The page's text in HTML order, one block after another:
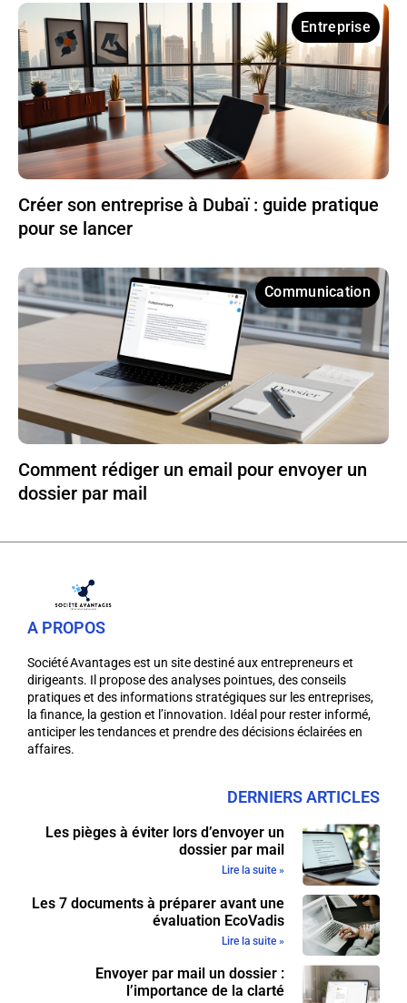
Entreprise
Créer son entreprise à Dubaï : guide pratique
pour se lancer
Communication
Comment rédiger un email pour envoyer un
dossier par mail
A PROPOS
Société Avantages est un site destiné aux entrepreneurs et
dirigeants. Il propose des analyses pointues, des conseils
pratiques et des informations stratégiques sur les entreprises,
la finance, la gestion et l’innovation. Idéal pour rester informé,
anticiper les tendances et prendre des décisions éclairées en
affaires.
DERNIERS ARTICLES
Les pièges à éviter lors d’envoyer un
dossier par mail
Lire la suite »
Les 7 documents à préparer avant une
évaluation EcoVadis
Lire la suite »
Envoyer par mail un dossier :
l’importance de la clarté